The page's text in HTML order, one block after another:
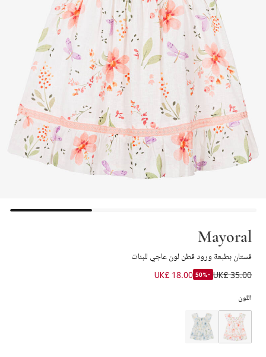
Mayoral
فستان بطبعة ورود قطن لون عاجي للبنات
UK£ 35.00
-50%
UK£ 18.00
اللون